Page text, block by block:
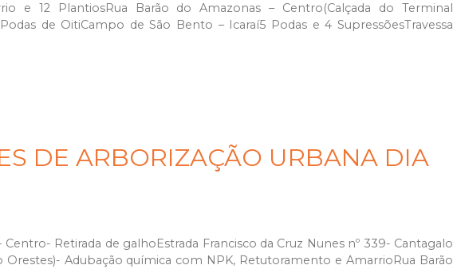
e 12 PlantiosRua Barão do Amazonas – Centro(Calçada do Terminal
de OitiCampo de São Bento – Icaraí5 Podas e 4 SupressõesTravessa
DE ARBORIZAÇÃO URBANA DIA
Centro- Retirada de galhoEstrada Francisco da Cruz Nunes nº 339- Cantagalo
Orestes)- Adubação química com NPK, Retutoramento e AmarrioRua Barão